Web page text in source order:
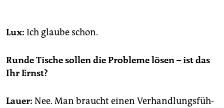
Lux: Ich glau­be schon.
Runde Ti­sche sol­len die Pro­ble­me lösen – ist das
Ihr Ernst?
Lauer: Nee. Man braucht einen Ver­hand­lungs­füh­